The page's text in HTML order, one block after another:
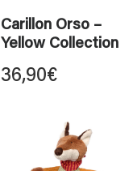
Carillon Orso –
Yellow Collection
36,90€